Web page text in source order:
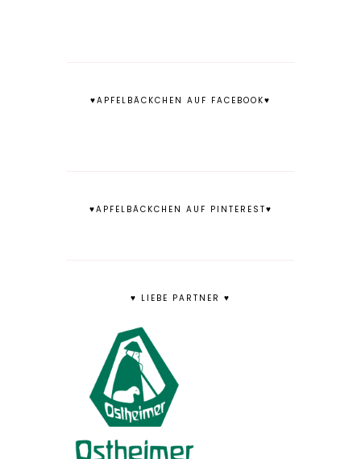
♥APFELBÄCKCHEN AUF FACEBOOK♥
♥APFELBÄCKCHEN AUF PINTEREST♥
♥ LIEBE PARTNER ♥